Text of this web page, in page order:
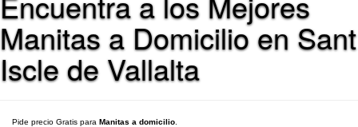
Manitas a Domicilio en Sant
Iscle de Vallalta
Pide precio Gratis para Manitas a domicilio